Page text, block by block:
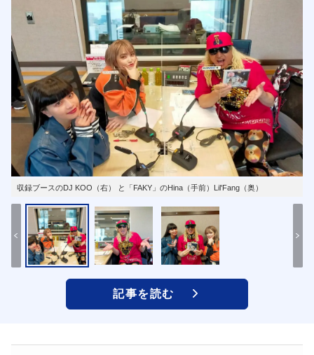
収録ブースのDJ KOO（右） と「FAKY」のHina（手前）Lil'Fang（奥）
記事を読む